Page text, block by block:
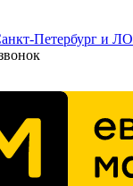
Петербург и ЛО